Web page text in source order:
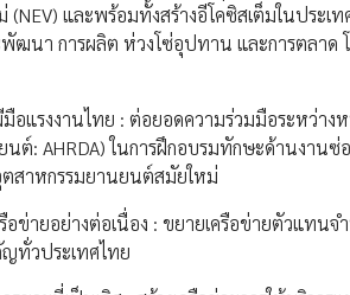
(NEV) และพร้อมทั้งสร้างอีโคซิสเต็มในประเ
พัฒนา การผลิต ห่วงโซ่อุปทาน และการตลาด
อแรงงานไทย : ต่อยอดความร่วมมือระหว่า
นต์: AHRDA) ในการฝึกอบรมทักษะด้านงาน
ตสาหกรรมยานยนต์สมัยใหม่
อข่ายอย่างต่อเนื่อง : ขยายเครือข่ายตัวแท
ญทั่วประเทศไทย